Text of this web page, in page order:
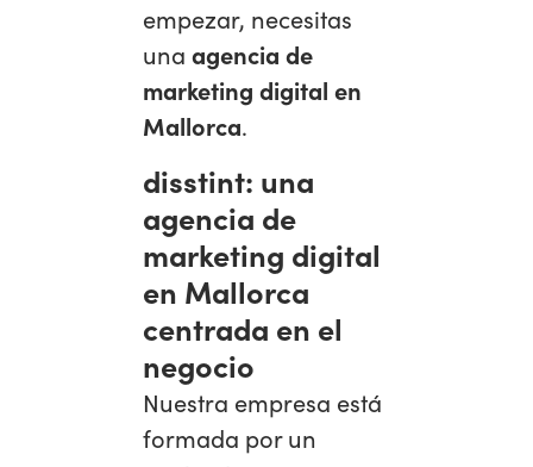
empezar, necesitas
una agencia de
marketing digital en
Mallorca.
disstint: una
agencia de
marketing digital
en Mallorca
centrada en el
negocio
Nuestra empresa está
formada por un